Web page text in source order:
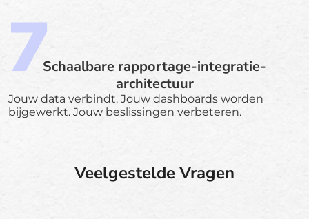
Schaalbare rapportage-integratie-
architectuur
Jouw data verbindt. Jouw dashboards worden
bijgewerkt. Jouw beslissingen verbeteren.
Veelgestelde Vragen